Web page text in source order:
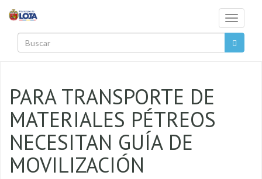
Toggle
PARA TRANSPORTE DE
MATERIALES PÉTREOS
NECESITAN GUÍA DE
MOVILIZACIÓN